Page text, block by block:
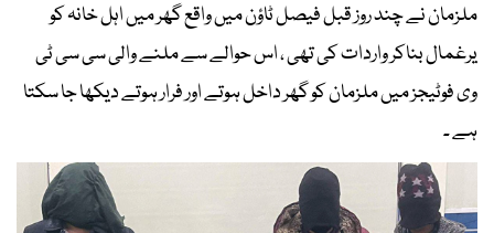
ملزمان نے چند روز قبل فیصل ٹاؤن میں واقع گھر میں اہل خانہ کو
یرغمال بناکر واردات کی تھی ، اس حوالے سے ملنے والی سی سی ٹی
وی فوٹیجز میں ملزمان کو گھر داخل ہوتے اور فرار ہوتے دیکھا جا سکتا
ہے ۔